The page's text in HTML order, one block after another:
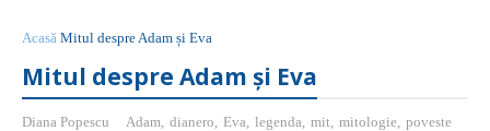
Acasă Mitul despre Adam și Eva
Mitul despre Adam și Eva
Diana Popescu Adam, dianero, Eva, legenda, mit, mitologie, poveste